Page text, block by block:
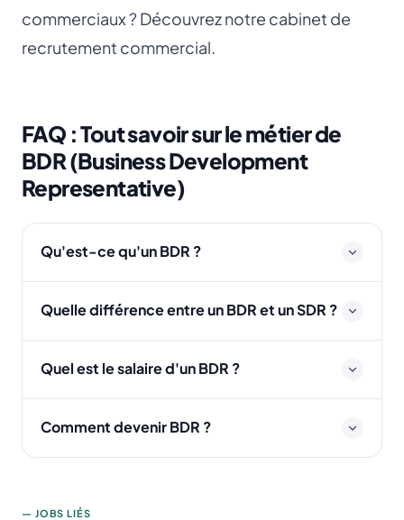
commerciaux ? Découvrez notre cabinet de
recrutement commercial.
FAQ : Tout savoir sur le métier de
BDR (Business Development
Representative)
Qu'est-ce qu'un BDR ?
Quelle différence entre un BDR et un SDR ?
Quel est le salaire d'un BDR ?
Comment devenir BDR ?
— JOBS LIÉS